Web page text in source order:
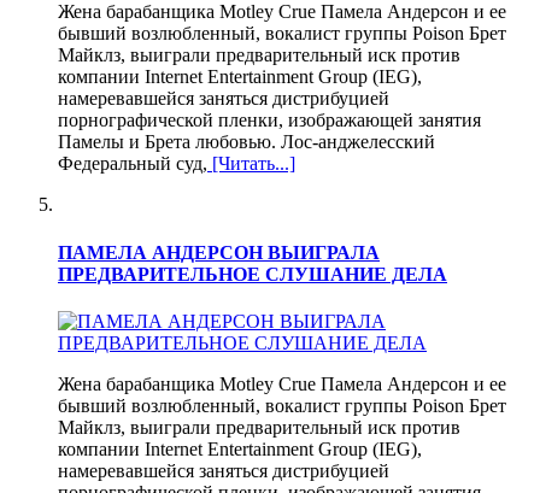
Жена барабанщика Motley Crue Памела Андерсон и ее
бывший возлюбленный, вокалист группы Poison Брет
Майклз, выиграли предварительный иск против
компании Internet Entertainment Group (IEG),
намеревавшейся заняться дистрибуцией
порнографической пленки, изображающей занятия
Памелы и Брета любовью. Лос-анджелесский
Федеральный суд, [Читать...]
ПАМЕЛА АНДЕРСОН ВЫИГРАЛА
ПРЕДВАРИТЕЛЬНОЕ СЛУШАНИЕ ДЕЛА
Жена барабанщика Motley Crue Памела Андерсон и ее
бывший возлюбленный, вокалист группы Poison Брет
Майклз, выиграли предварительный иск против
компании Internet Entertainment Group (IEG),
намеревавшейся заняться дистрибуцией